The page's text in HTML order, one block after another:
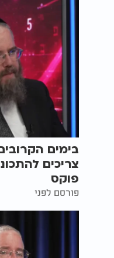
בימים
צריכים
פוקס
פורסם לפני